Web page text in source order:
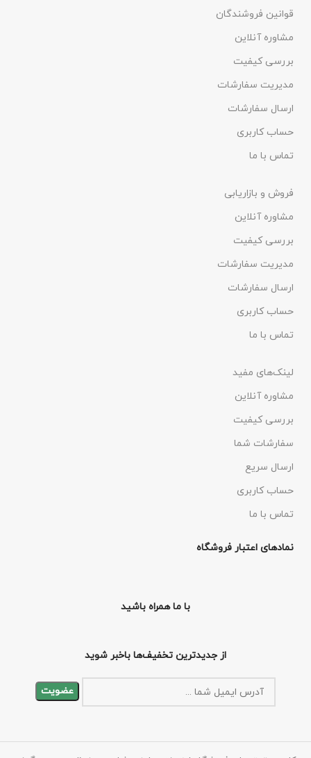
قوانین فروشندگان
مشاوره آنلاین
بررسی کیفیت
مدیریت سفارشات
ارسال سفارشات
حساب کاربری
تماس با ما
فروش و بازاریابی
مشاوره آنلاین
بررسی کیفیت
مدیریت سفارشات
ارسال سفارشات
حساب کاربری
تماس با ما
لینک‌های مفید
مشاوره آنلاین
بررسی کیفیت
سفارشات شما
ارسال سریع
حساب کاربری
تماس با ما
نمادهای اعتبار فروشگاه
با ما همراه باشید
از جدیدترین تخفیف‌ها باخبر شوید